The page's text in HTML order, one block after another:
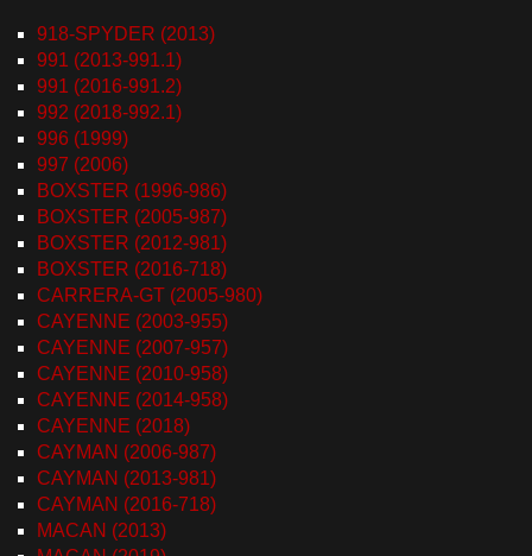
918-SPYDER (2013)
991 (2013-991.1)
991 (2016-991.2)
992 (2018-992.1)
996 (1999)
997 (2006)
BOXSTER (1996-986)
BOXSTER (2005-987)
BOXSTER (2012-981)
BOXSTER (2016-718)
CARRERA-GT (2005-980)
CAYENNE (2003-955)
CAYENNE (2007-957)
CAYENNE (2010-958)
CAYENNE (2014-958)
CAYENNE (2018)
CAYMAN (2006-987)
CAYMAN (2013-981)
CAYMAN (2016-718)
MACAN (2013)